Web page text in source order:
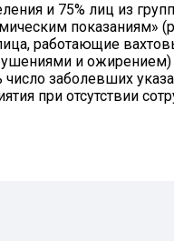
и 75% лиц из
показаниям»
работающие
и
число заболевших
при отсутствии